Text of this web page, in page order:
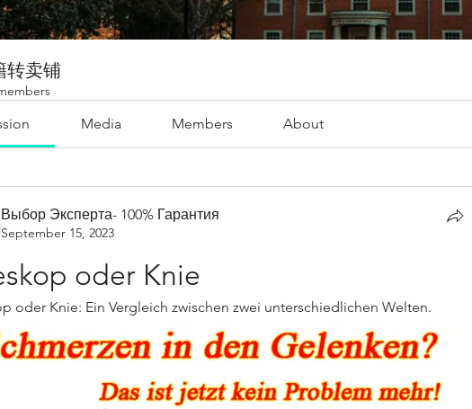
转卖铺
Media Members About
Выбор Эксперта- 100% Гарантия
September 15, 2023
oder Knie
oder Knie: Ein Vergleich zwischen zwei unterschiedlichen Welten.